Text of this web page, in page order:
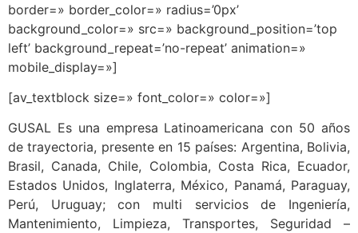
border=» border_color=» radius=’0px’
background_color=» src=» background_position=’top
left’ background_repeat=’no-repeat’ animation=»
mobile_display=»]
[av_textblock size=» font_color=» color=»]
GUSAL Es una empresa Latinoamericana con 50 años
de trayectoria, presente en 15 países: Argentina, Bolivia,
Brasil, Canada, Chile, Colombia, Costa Rica, Ecuador,
Estados Unidos, Inglaterra, México, Panamá, Paraguay,
Perú, Uruguay; con multi servicios de Ingeniería,
Mantenimiento, Limpieza, Transportes, Seguridad –